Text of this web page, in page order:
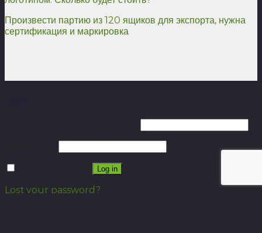
Произвести партию из 120 ящиков для экспорта, нужна
сертификация и маркировка
Log in
Lost your password?